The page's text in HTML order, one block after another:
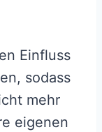
Einfluss
sodass
mehr
eigenen